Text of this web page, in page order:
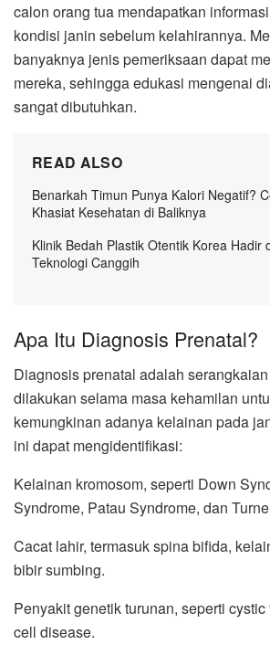
calon orang tua mendapatkan
kondisi janin sebelum kelahirannya.
banyaknya jenis pemeriksaan dapat
mereka, sehingga edukasi mengenai
sangat dibutuhkan.
READ ALSO
Benarkah Timun Punya Kalori Negatif?
Khasiat Kesehatan di Baliknya
Klinik Bedah Plastik Otentik Korea Hadir
Teknologi Canggih
Apa Itu Diagnosis Prenatal?
Diagnosis prenatal adalah
dilakukan selama masa kehamilan
kemungkinan adanya kelainan pada
ini dapat mengidentifikasi:
Kelainan kromosom, seperti Down
Syndrome, Patau Syndrome, dan
Cacat lahir, termasuk spina bifida,
bibir sumbing.
Penyakit genetik turunan, seperti
cell disease.